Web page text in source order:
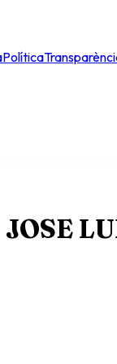
Política